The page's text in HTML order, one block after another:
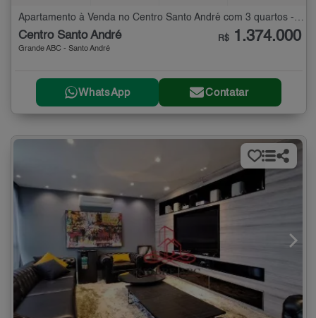
Apartamento à Venda no Centro Santo André com 3 quartos - 117 m²
Centro Santo André
Grande ABC - Santo André
R$ 1.374.000
WhatsApp Contatar